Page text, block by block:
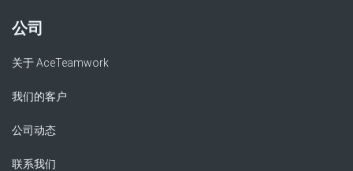
公司
关于 AceTeamwork
我们的客户
公司动态
联系我们